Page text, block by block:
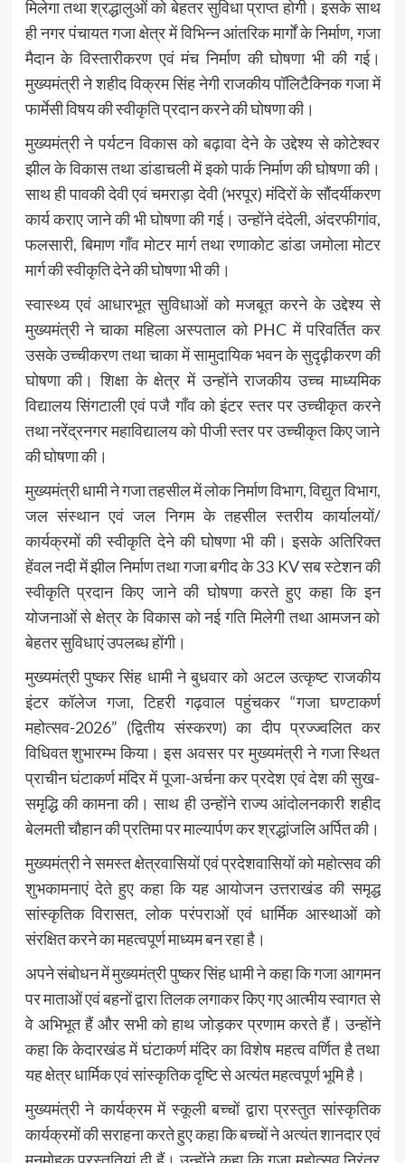
मिलेगा तथा श्रद्धालुओं को बेहतर सुविधा प्राप्त होगी। इसके साथ
ही नगर पंचायत गजा क्षेत्र में विभिन्न आंतरिक मार्गों के निर्माण, गजा
मैदान के विस्तारीकरण एवं मंच निर्माण की घोषणा भी की गई।
मुख्यमंत्री ने शहीद विक्रम सिंह नेगी राजकीय पॉलिटैक्निक गजा में
फार्मेसी विषय की स्वीकृति प्रदान करने की घोषणा की।
मुख्यमंत्री ने पर्यटन विकास को बढ़ावा देने के उद्देश्य से कोटेश्वर
झील के विकास तथा डांडाचली में इको पार्क निर्माण की घोषणा की।
साथ ही पावकी देवी एवं चमराड़ा देवी (भरपूर) मंदिरों के सौंदर्यीकरण
कार्य कराए जाने की भी घोषणा की गई। उन्होंने दंदेली, अंदरफीगांव,
फलसारी, बिमाण गाँव मोटर मार्ग तथा रणाकोट डांडा जमोला मोटर
मार्ग की स्वीकृति देने की घोषणा भी की।
स्वास्थ्य एवं आधारभूत सुविधाओं को मजबूत करने के उद्देश्य से
मुख्यमंत्री ने चाका महिला अस्पताल को PHC में परिवर्तित कर
उसके उच्चीकरण तथा चाका में सामुदायिक भवन के सुदृढ़ीकरण की
घोषणा की। शिक्षा के क्षेत्र में उन्होंने राजकीय उच्च माध्यमिक
विद्यालय सिंगटाली एवं पजै गाँव को इंटर स्तर पर उच्चीकृत करने
तथा नरेंद्रनगर महाविद्यालय को पीजी स्तर पर उच्चीकृत किए जाने
की घोषणा की।
मुख्यमंत्री धामी ने गजा तहसील में लोक निर्माण विभाग, विद्युत विभाग,
जल संस्थान एवं जल निगम के तहसील स्तरीय कार्यालयों/
कार्यक्रमों की स्वीकृति देने की घोषणा भी की। इसके अतिरिक्त
हेंवल नदी में झील निर्माण तथा गजा बगीद के 33 KV सब स्टेशन की
स्वीकृति प्रदान किए जाने की घोषणा करते हुए कहा कि इन
योजनाओं से क्षेत्र के विकास को नई गति मिलेगी तथा आमजन को
बेहतर सुविधाएं उपलब्ध होंगी।
मुख्यमंत्री पुष्कर सिंह धामी ने बुधवार को अटल उत्कृष्ट राजकीय
इंटर कॉलेज गजा, टिहरी गढ़वाल पहुंचकर “गजा घण्टाकर्ण
महोत्सव-2026” (द्वितीय संस्करण) का दीप प्रज्ज्वलित कर
विधिवत शुभारम्भ किया। इस अवसर पर मुख्यमंत्री ने गजा स्थित
प्राचीन घंटाकर्ण मंदिर में पूजा-अर्चना कर प्रदेश एवं देश की सुख-
समृद्धि की कामना की। साथ ही उन्होंने राज्य आंदोलनकारी शहीद
बेलमती चौहान की प्रतिमा पर माल्यार्पण कर श्रद्धांजलि अर्पित की।
मुख्यमंत्री ने समस्त क्षेत्रवासियों एवं प्रदेशवासियों को महोत्सव की
शुभकामनाएं देते हुए कहा कि यह आयोजन उत्तराखंड की समृद्ध
सांस्कृतिक विरासत, लोक परंपराओं एवं धार्मिक आस्थाओं को
संरक्षित करने का महत्वपूर्ण माध्यम बन रहा है।
अपने संबोधन में मुख्यमंत्री पुष्कर सिंह धामी ने कहा कि गजा आगमन
पर माताओं एवं बहनों द्वारा तिलक लगाकर किए गए आत्मीय स्वागत से
वे अभिभूत हैं और सभी को हाथ जोड़कर प्रणाम करते हैं। उन्होंने
कहा कि केदारखंड में घंटाकर्ण मंदिर का विशेष महत्व वर्णित है तथा
यह क्षेत्र धार्मिक एवं सांस्कृतिक दृष्टि से अत्यंत महत्वपूर्ण भूमि है।
मुख्यमंत्री ने कार्यक्रम में स्कूली बच्चों द्वारा प्रस्तुत सांस्कृतिक
कार्यक्रमों की सराहना करते हुए कहा कि बच्चों ने अत्यंत शानदार एवं